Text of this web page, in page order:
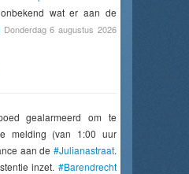
wat er aan de
Donderdag 6 augustus 2026
gealarmeerd om te
melding (van 1:00 uur
aan de #Julianastraat.
inzet. #Barendrecht